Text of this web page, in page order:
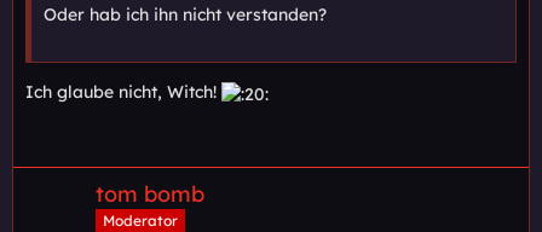
Oder hab ich ihn nicht verstanden?
Ich glaube nicht, Witch!
tom bomb
Moderator